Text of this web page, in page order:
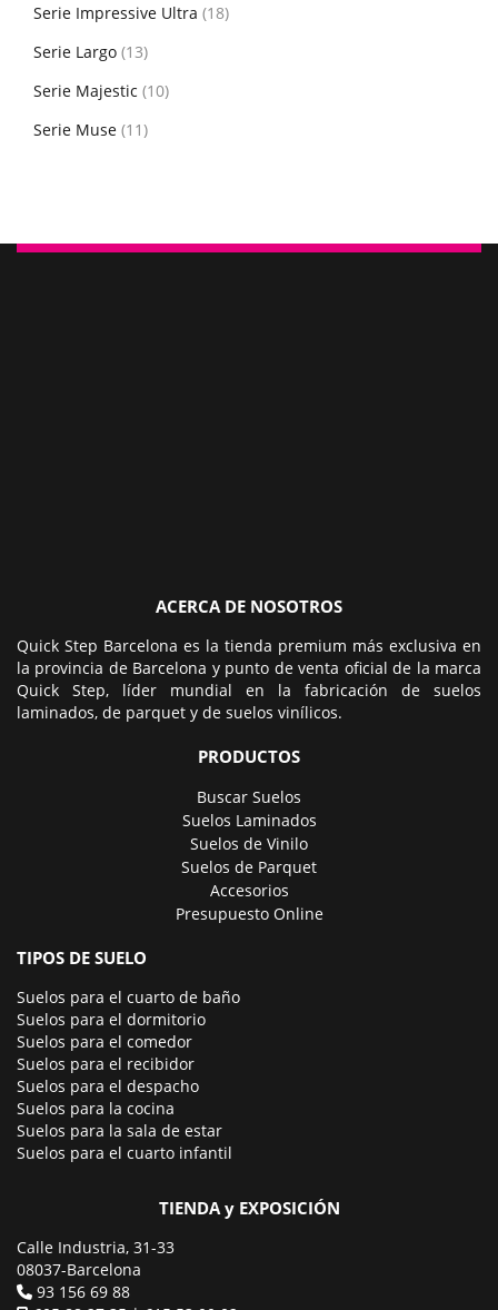
Serie Impressive Ultra (18)
Serie Largo (13)
Serie Majestic (10)
Serie Muse (11)
ACERCA DE NOSOTROS
Quick Step Barcelona es la tienda premium más exclusiva en
la provincia de Barcelona y punto de venta oficial de la marca
Quick Step, líder mundial en la fabricación de suelos
laminados, de parquet y de suelos vinílicos.
PRODUCTOS
Buscar Suelos
Suelos Laminados
Suelos de Vinilo
Suelos de Parquet
Accesorios
Presupuesto Online
TIPOS DE SUELO
Suelos para el cuarto de baño
Suelos para el dormitorio
Suelos para el comedor
Suelos para el recibidor
Suelos para el despacho
Suelos para la cocina
Suelos para la sala de estar
Suelos para el cuarto infantil
TIENDA y EXPOSICIÓN
Calle Industria, 31-33
08037-Barcelona
93 156 69 88